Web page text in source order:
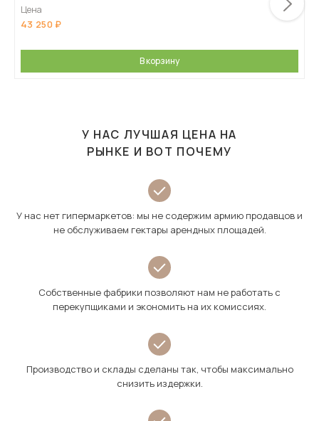
Цена
43 250
В корзину
У НАС ЛУЧШАЯ ЦЕНА НА
РЫНКЕ И ВОТ ПОЧЕМУ
У нас нет гипермаркетов: мы не содержим армию продавцов и
не обслуживаем гектары арендных площадей.
Собственные фабрики позволяют нам не работать с
перекупщиками и экономить на их комиссиях.
Производство и склады сделаны так, чтобы максимально
снизить издержки.